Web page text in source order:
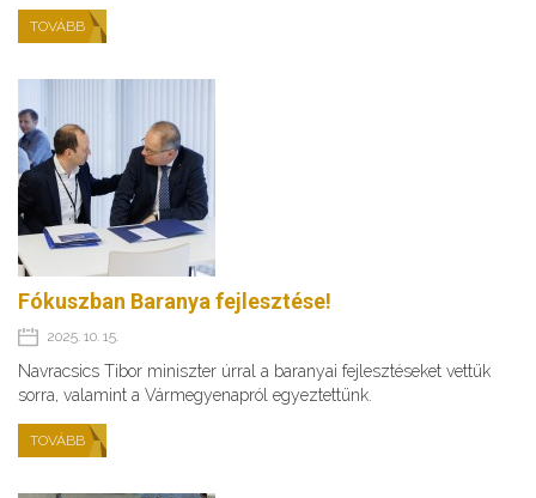
TOVÁBB
Fókuszban Baranya fejlesztése!
2025. 10. 15.
Navracsics Tibor miniszter úrral a baranyai fejlesztéseket vettük
sorra, valamint a Vármegyenapról egyeztettünk.
TOVÁBB